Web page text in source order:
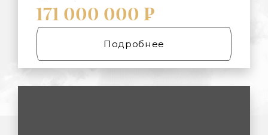
171 000 000 ₽
Подробнее